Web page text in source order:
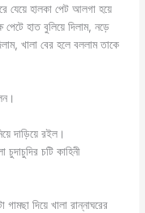
যেয়ে হালকা পেট আলগা হয়ে
পেটে হাত বুলিয়ে দিলাম, নড়ে
খালা বের হলে বললাম তাকে
দাড়িয়ে রইল।
চটি কাহিনী
দিয়ে খালা রান্নাঘরের